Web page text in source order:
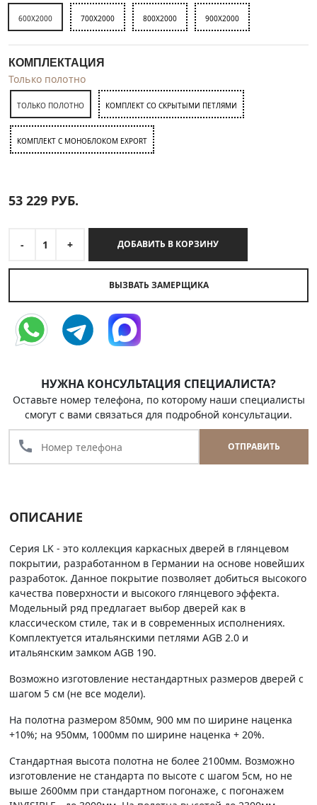
600X2000 700X2000 800X2000 900X2000
КОМПЛЕКТАЦИЯ
Только полотно
ТОЛЬКО ПОЛОТНО КОМПЛЕКТ СО СКРЫТЫМИ ПЕТЛЯМИ
КОМПЛЕКТ C МОНОБЛОКОМ EXPORT
53 229 РУБ.
- 1 + ДОБАВИТЬ В КОРЗИНУ
ВЫЗВАТЬ ЗАМЕРЩИКА
НУЖНА КОНСУЛЬТАЦИЯ СПЕЦИАЛИСТА?
Оставьте номер телефона, по которому наши специалисты
смогут с вами связаться для подробной консультации.
call ОТПРАВИТЬ
ОПИСАНИЕ
Серия LK - это коллекция каркасных дверей в глянцевом
покрытии, разработанном в Германии на основе новейших
разработок. Данное покрытие позволяет добиться высокого
качества поверхности и высокого глянцевого эффекта.
Модельный ряд предлагает выбор дверей как в
классическом стиле, так и в современных исполнениях.
Комплектуется итальянскими петлями AGB 2.0 и
итальянским замком AGB 190.
Возможно изготовление нестандартных размеров дверей с
шагом 5 см (не все модели).
На полотна размером 850мм, 900 мм по ширине наценка
+10%; на 950мм, 1000мм по ширине наценка + 20%.
Стандартная высота полотна не более 2100мм. Возможно
изготовление не стандарта по высоте с шагом 5см, но не
выше 2600мм при стандартном погонаже, с погонажем